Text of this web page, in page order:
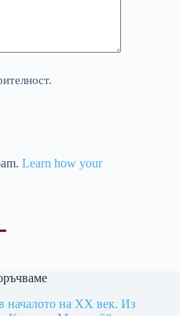
Learn how your